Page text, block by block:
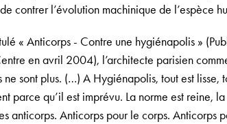
contrer l’évolution machinique de l’espèce
« Anticorps - Contre une hygiénapolis »
en avril 2004), l’architecte parisien
sont plus. (…) A Hygiénapolis, tout est lisse,
parce qu’il est imprévu. La norme est
anticorps. Anticorps pour le corps. Anticorps